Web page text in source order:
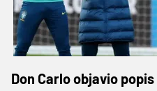
Don Carlo objavio